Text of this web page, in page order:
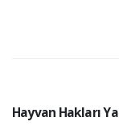
Hayvan Hakları